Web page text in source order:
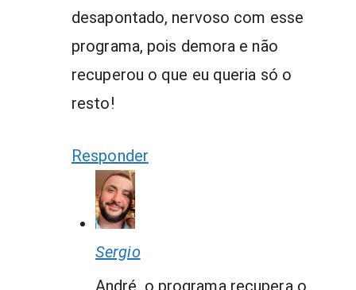
desapontado, nervoso com esse
programa, pois demora e não
recuperou o que eu queria só o
resto!
Responder
Sergio